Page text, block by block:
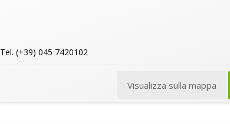
Tel. (+39) 045 7420102
Visualizza sulla mappa